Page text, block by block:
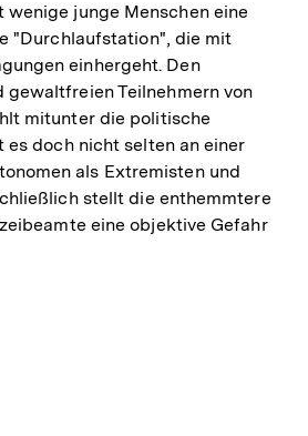
junge Menschen eine
"Durchlaufstation", die mit
einhergeht. Den
Teilnehmern von
mitunter die politische
doch nicht selten an einer
als Extremisten und
stellt die enthemmtere
eine objektive Gefahr